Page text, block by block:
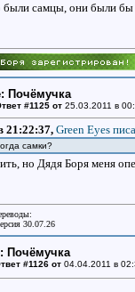
были самцы, они были
Почёмучка
#1125 от25.03.2011 в
21:22:37,Green Eyes
самки?
но Дядя Боря меня
30.07.26
Почёмучка
#1126 от04.04.2011 в